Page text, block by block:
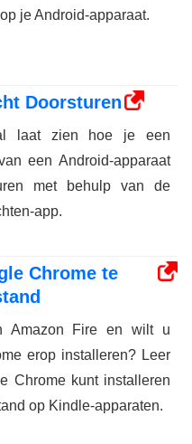
je Android-apparaat.
Doorsturen
laat zien hoe je een
een Android-apparaat
met behulp van de
app.
Chrome te
Amazon Fire en wilt u
erop installeren? Leer
Chrome kunt installeren
op Kindle-apparaten.